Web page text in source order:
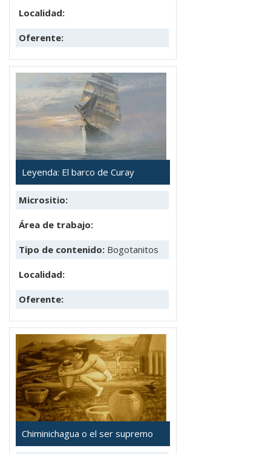
Localidad:
Oferente:
Leyenda: El barco de Curay
Micrositio:
Área de trabajo:
Tipo de contenido: Bogotanitos
Localidad:
Oferente:
Chiminichagua o el ser supremo